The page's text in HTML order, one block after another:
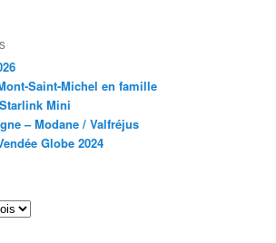
Saint-Michel en famille
Mini
– Modane / Valfréjus
Globe 2024